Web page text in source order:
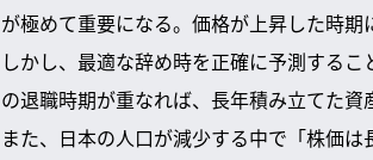
が極めて重要になる。価格が上昇した時
しかし、最適な辞め時を正確に予測する
の退職時期が重なれば、長年積み立てた資
また、日本の人口が減少する中で「株価